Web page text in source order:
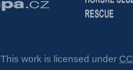
This work is licensed under